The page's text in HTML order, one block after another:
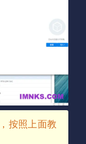
按照上面教